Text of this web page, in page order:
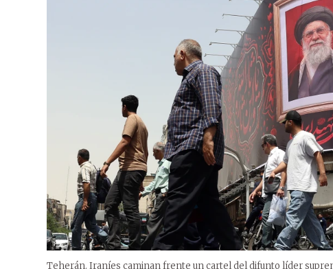
Teherán. Iraníes caminan frente un cartel del difunto líder